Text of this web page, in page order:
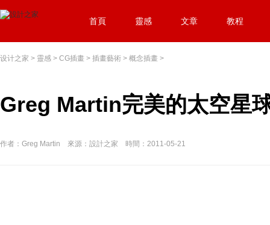
首頁 靈感 文章 教程
设计之家 > 靈感 > CG插畫 > 插畫藝術 > 概念插畫 >
Greg Martin完美的太空星
作者：Greg Martin 來源：設計之家 時間：2011-05-21